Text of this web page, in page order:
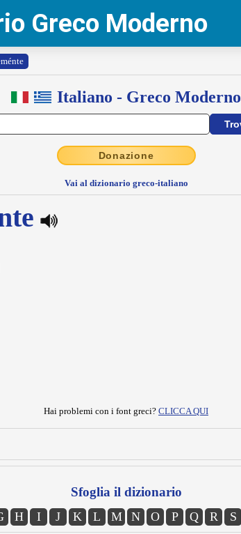
Greco Moderno
Italiano - Greco Moderno
Donazione
Vai al dizionario greco-italiano
Hai problemi con i font greci? CLICCA QUI
Sfoglia il dizionario
H I J K L M N O P Q R S